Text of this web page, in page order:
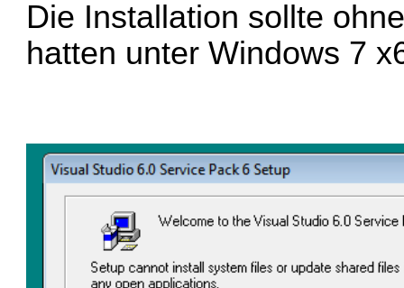
Die Installation sollte
hatten unter Windows 7